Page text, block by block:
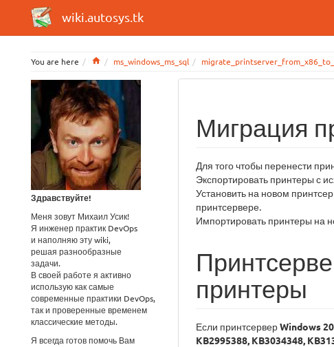
wiki.autosys.tk
You are here Homems_windows_ms_sql
Здравствуйте!
Меня зовут Михаил Усик!
Я инженер практик DevOps
и наполняю эту wiki,
решая разнообразные
задачи.
В своей работе я активно
использую как самые
современные практики DevOps,
так и проверенные временем
классические методы.
Я всегда готов помочь Вам
Миграция
Для того чтобы перенести
Экспортировать принтеры с
Установить на новом
принтсервере.
Импортировать принтеры на
принтеры
Если принтсерверWindows
KB2995388, KB3034348,